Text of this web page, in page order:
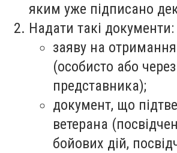
яким уже підписано
Надати такі документи:
заяву на
(особисто або
представника);
документ, що
ветерана
бойових дій,